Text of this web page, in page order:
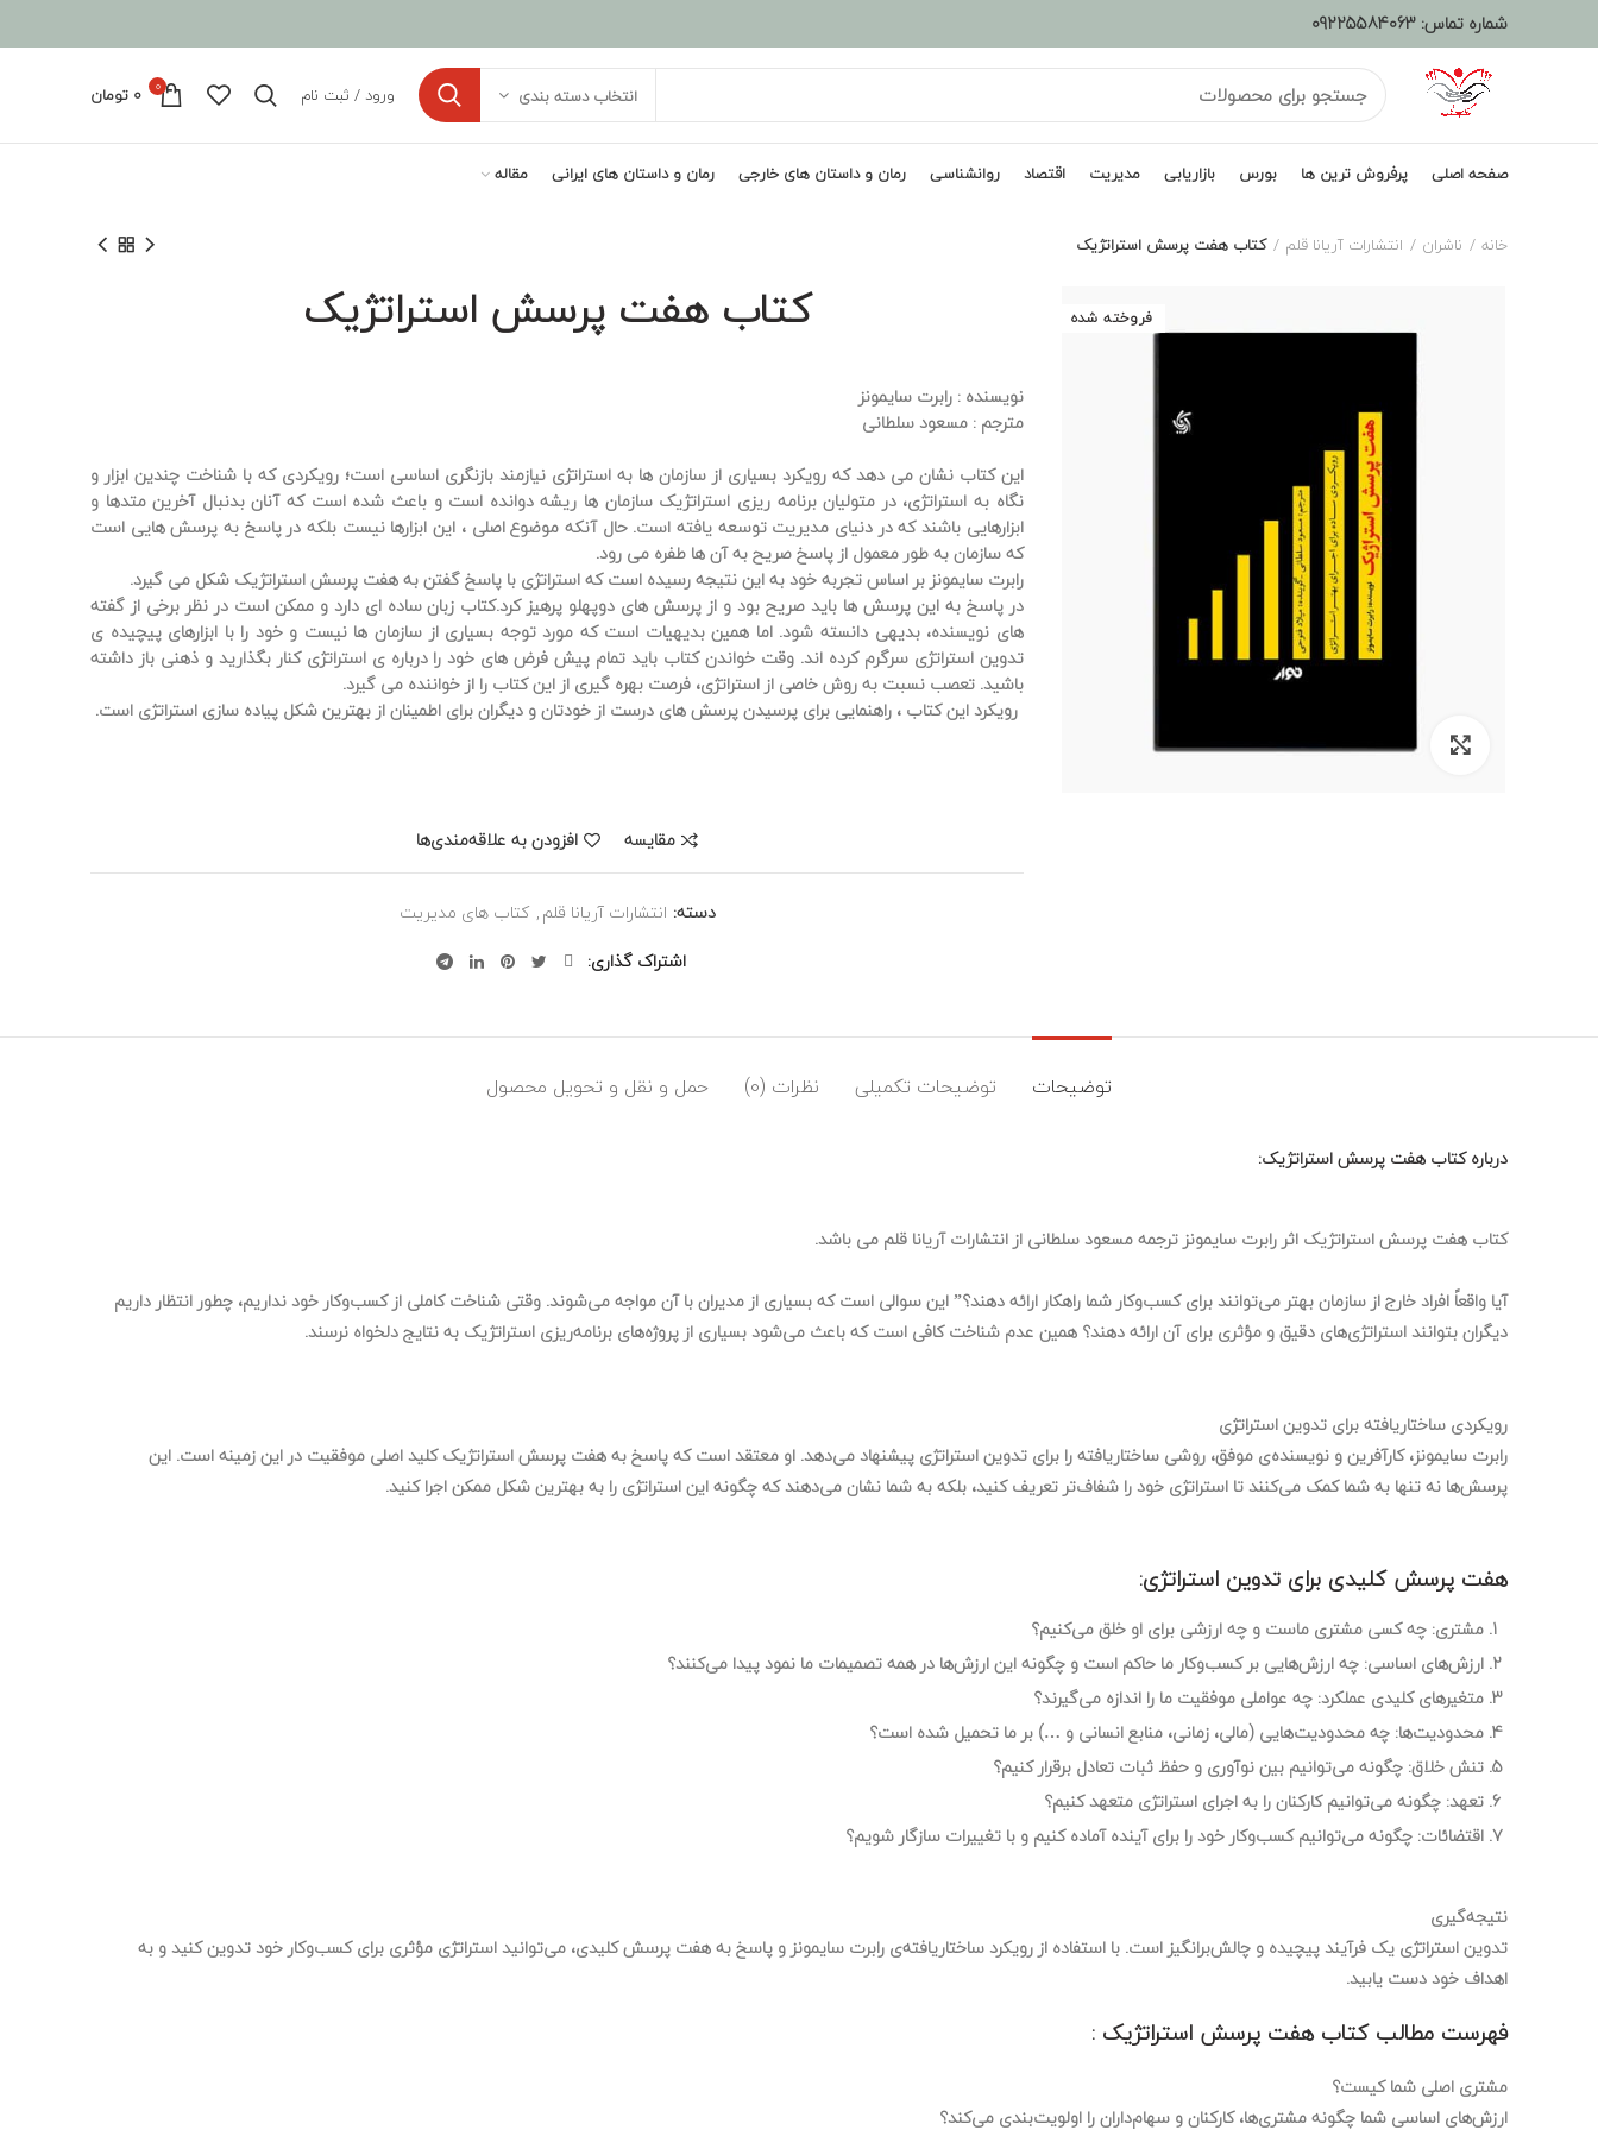
شماره تماس: 09225584063
انتخاب دسته بندی ورود / ثبت نام 0
0 تومان
صفحه اصلی پرفروش ترین ها بورس بازاریابی مدیریت اقتصاد روانشناسی رمان و داستان های خارجی رمان و داستان های ایرانی مقاله
خانه ناشران انتشارات آریانا قلم کتاب هفت پرسش استراتژیک
فروخته شده
برای بزرگنمایی کلیک کنید
کتاب هفت پرسش استراتژیک
نویسنده :‌ رابرت سایمونز
مترجم : مسعود سلطانی
این کتاب نشان می دهد که رویکرد بسیاری از سازمان ها به استراتژی نیازمند بازنگری اساسی است؛ رویکردی که با شناخت چندین ابزار و
نگاه به استراتژی، در متولیان برنامه ریزی استراتژیک سازمان ها ریشه دوانده است و باعث شده است که آنان بدنبال آخرین متدها و
ابزارهایی باشند که در دنیای مدیریت توسعه یافته است. حال آنکه موضوع اصلی ، این ابزارها نیست بلکه در پاسخ به پرسش هایی است
که سازمان به طور معمول از پاسخ صریح به آن ها طفره می رود.
رابرت سایمونز بر اساس تجربه خود به این نتیجه رسیده است که استراتژی با پاسخ گفتن به هفت پرسش استراتژیک شکل می گیرد.
در پاسخ به این پرسش ها باید صریح بود و از پرسش های دوپهلو پرهیز کرد.کتاب زبان ساده ای دارد و ممکن است در نظر برخی از گفته
های نویسنده، بدیهی دانسته شود. اما همین بدیهیات است که مورد توجه بسیاری از سازمان ها نیست و خود را با ابزارهای پیچیده ی
تدوین استراتژی سرگرم کرده اند. وقت خواندن کتاب باید تمام پیش فرض های خود را درباره ی استراتژی کنار بگذارید و ذهنی باز داشته
باشید. تعصب نسبت به روش خاصی از استراتژی، فرصت بهره گیری از این کتاب را از خواننده می گیرد.
رویکرد این کتاب ، راهنمایی برای پرسیدن پرسش های درست از خودتان و دیگران برای اطمینان از بهترین شکل پیاده سازی استراتژی است.
مقایسه افزودن به علاقه‌مندی‌ها
دسته: انتشارات آریانا قلم, کتاب های مدیریت
اشتراک گذاری
توضیحات توضیحات تکمیلی نظرات (0) حمل و نقل و تحویل محصول
درباره کتاب هفت پرسش استراتژیک:
کتاب هفت پرسش استراتژیک اثر رابرت سایمونز ترجمه مسعود سلطانی از انتشارات آریانا قلم می باشد.
آیا واقعاً افراد خارج از سازمان بهتر می‌توانند برای کسب‌وکار شما راهکار ارائه دهند؟” این سوالی است که بسیاری از مدیران با آن مواجه می‌شوند. وقتی شناخت کاملی از کسب‌وکار خود نداریم، چطور انتظار داریم
دیگران بتوانند استراتژی‌های دقیق و مؤثری برای آن ارائه دهند؟ همین عدم شناخت کافی است که باعث می‌شود بسیاری از پروژه‌های برنامه‌ریزی استراتژیک به نتایج دلخواه نرسند.
رویکردی ساختاریافته برای تدوین استراتژی
رابرت سایمونز، کارآفرین و نویسنده‌ی موفق، روشی ساختاریافته را برای تدوین استراتژی پیشنهاد می‌دهد. او معتقد است که پاسخ بههفت پرسش استراتژیککلید اصلی موفقیت در این زمینه است. این
پرسش‌ها نه تنها به شما کمک می‌کنند تا استراتژی خود را شفاف‌تر تعریف کنید، بلکه به شما نشان می‌دهند که چگونه این استراتژی را به بهترین شکل ممکن اجرا کنید.
هفت پرسش کلیدی برای تدوین استراتژی:
مشتری: چه کسی مشتری ماست و چه ارزشی برای او خلق می‌کنیم؟
ارزش‌های اساسی: چه ارزش‌هایی بر کسب‌وکار ما حاکم است و چگونه این ارزش‌ها در همه تصمیمات ما نمود پیدا می‌کنند؟
متغیرهای کلیدی عملکرد: چه عواملی موفقیت ما را اندازه می‌گیرند؟
محدودیت‌ها: چه محدودیت‌هایی (مالی، زمانی، منابع انسانی و …) بر ما تحمیل شده است؟
تنش خلاق: چگونه می‌توانیم بین نوآوری و حفظ ثبات تعادل برقرار کنیم؟
تعهد: چگونه می‌توانیم کارکنان را به اجرای استراتژی متعهد کنیم؟
اقتضائات: چگونه می‌توانیم کسب‌وکار خود را برای آینده آماده کنیم و با تغییرات سازگار شویم؟
نتیجه‌گیری
تدوین استراتژی یک فرآیند پیچیده و چالش‌برانگیز است. با استفاده از رویکرد ساختاریافته‌ی رابرت سایمونز و پاسخ به هفت پرسش کلیدی، می‌توانید استراتژی مؤثری برای کسب‌وکار خود تدوین کنید و به
اهداف خود دست یابید.
فهرست مطالب کتاب هفت پرسش استراتژیک :
مشتری اصلی شما کیست؟
ارزش‌های اساسی شما چگونه مشتری‌ها، کارکنان و سهام‌داران را اولویت‌بندی می‌کند؟